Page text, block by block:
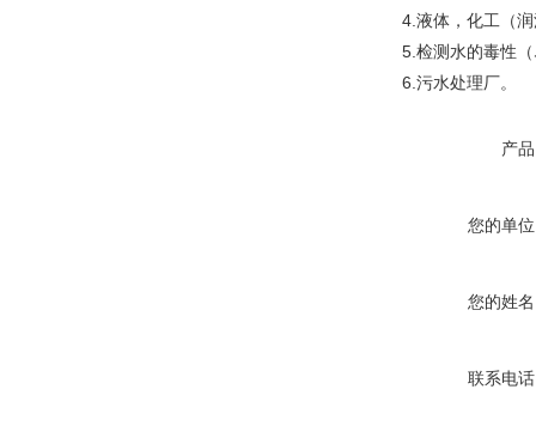
4.液体，化工（
5.检测水的毒性
6.污水处理厂。
产
您的单
您的姓
联系电